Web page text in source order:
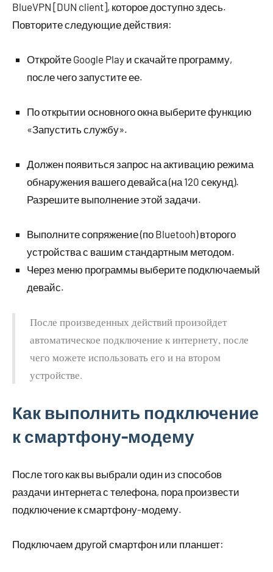
BlueVPN [DUN client], которое доступно здесь.
Повторите следующие действия:
Откройте Google Play и скачайте программу,
после чего запустите ее.
По открытии основного окна выберите функцию
«Запустить службу».
Должен появиться запрос на активацию режима
обнаружения вашего девайса (на 120 секунд).
Разрешите выполнение этой задачи.
Выполните сопряжение (по Bluetooh) второго
устройства с вашим стандартным методом.
Через меню программы выберите подключаемый
девайс.
После произведенных действий произойдет
автоматическое подключение к интернету, после
чего можете использовать его и на втором
устройстве.
Как выполнить подключение
к смартфону-модему
После того как вы выбрали один из способов
раздачи интернета с телефона, пора произвести
подключение к смартфону-модему.
Подключаем другой смартфон или планшет: